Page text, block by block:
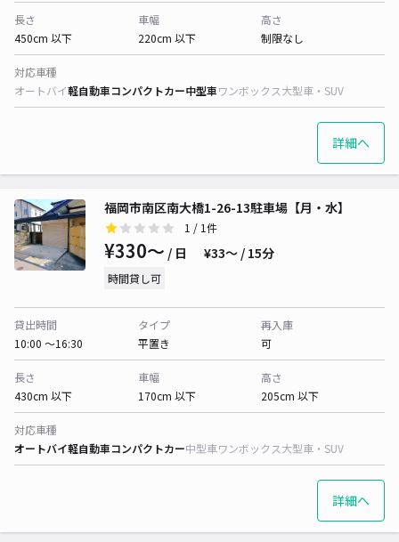
長さ
450cm 以下
車幅
220cm 以下
高さ
制限なし
対応車種
オートバイ軽自動車コンパクトカー中型車ワンボックス大型車・SUV
詳細へ
福岡市南区南大橋1-26-13駐車場【月・水】
1 / 1件
¥330〜 / 日 ¥33〜 / 15分
時間貸し可
貸出時間
10:00 〜16:30
タイプ
平置き
再入庫
可
長さ
430cm 以下
車幅
170cm 以下
高さ
205cm 以下
対応車種
オートバイ軽自動車コンパクトカー中型車ワンボックス大型車・SUV
詳細へ